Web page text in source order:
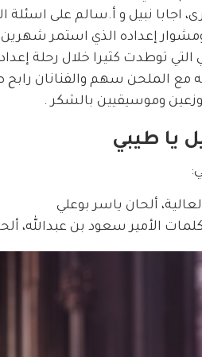
اجابا نبيل و أ.سالم على
إعداده الذي استمر شهرين
توطدت كثيرا خلال رحلة
مع الملحن سهم والفنانان
وموسيقيين بالشكر .
يا طيبي
ألحان ياسر بوعلي
الأمير سعود بن عبدالله،